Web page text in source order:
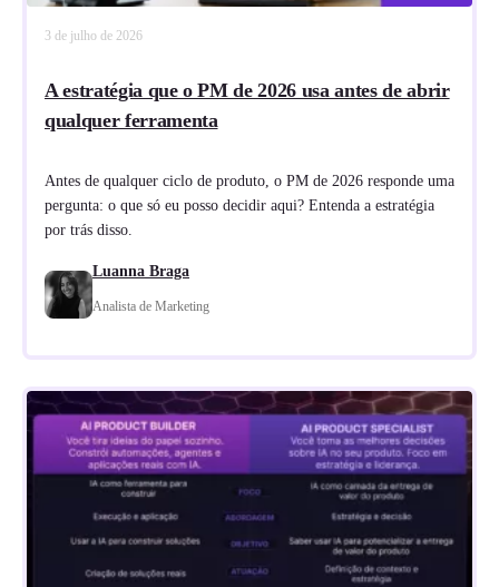
3 de julho de 2026
A estratégia que o PM de 2026 usa antes de abrir
qualquer ferramenta
Antes de qualquer ciclo de produto, o PM de 2026 responde uma
pergunta: o que só eu posso decidir aqui? Entenda a estratégia
por trás disso.
Luanna Braga
Analista de Marketing